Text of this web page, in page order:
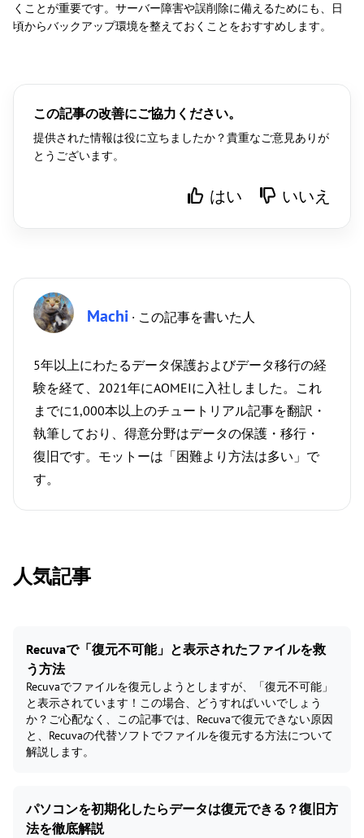
くことが重要です。サーバー障害や誤削除に備えるためにも、日
頃からバックアップ環境を整えておくことをおすすめします。
この記事の改善にご協力ください。
提供された情報は役に立ちましたか？貴重なご意見ありが
とうございます。
はい いいえ
Machi · この記事を書いた人
5年以上にわたるデータ保護およびデータ移行の経
験を経て、2021年にAOMEIに入社しました。これ
までに1,000本以上のチュートリアル記事を翻訳・
執筆しており、得意分野はデータの保護・移行・
復旧です。モットーは「困難より方法は多い」で
す。
人気記事
Recuvaで「復元不可能」と表示されたファイルを救
う方法
Recuvaでファイルを復元しようとしますが、「復元不可能」
と表示されています！この場合、どうすればいいでしょう
か？ご心配なく、この記事では、Recuvaで復元できない原因
と、Recuvaの代替ソフトでファイルを復元する方法について
解説します。
パソコンを初期化したらデータは復元できる？復旧方
法を徹底解説